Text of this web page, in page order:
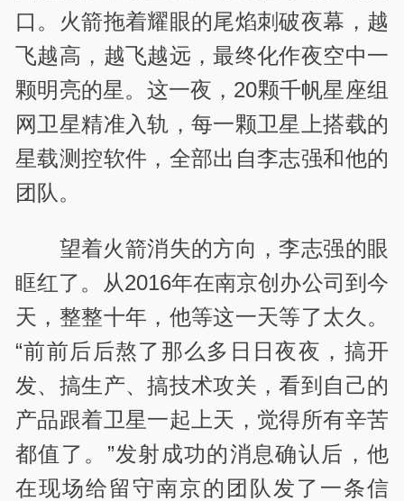
口。火箭拖着耀眼的尾焰刺破夜幕，越
飞越高，越飞越远，最终化作夜空中一
颗明亮的星。这一夜，20颗千帆星座组
网卫星精准入轨，每一颗卫星上搭载的
星载测控软件，全部出自李志强和他的
团队。
望着火箭消失的方向，李志强的眼
眶红了。从2016年在南京创办公司到今
天，整整十年，他等这一天等了太久。
“前前后后熬了那么多日日夜夜，搞开
发、搞生产、搞技术攻关，看到自己的
产品跟着卫星一起上天，觉得所有辛苦
都值了。”发射成功的消息确认后，他
在现场给留守南京的团队发了一条信